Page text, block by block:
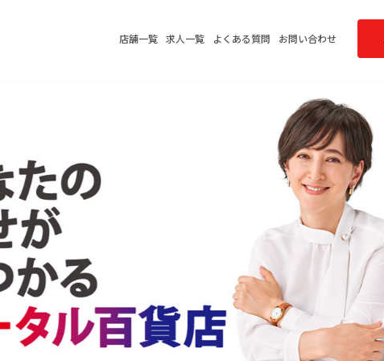
店舗一覧 求人一覧 よくある質問 お問い合わせ